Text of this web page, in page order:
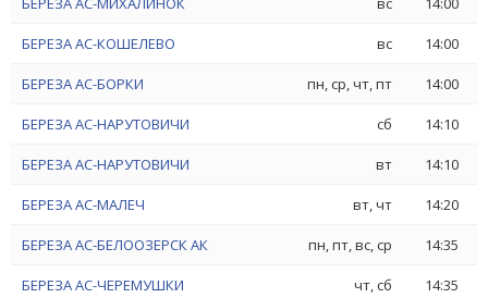
БЕРЕЗА АС-КОШЕЛЕВО вс 14:00
БЕРЕЗА АС-БОРКИ пн, ср, чт, пт 14:00
БЕРЕЗА АС-НАРУТОВИЧИ сб 14:10
БЕРЕЗА АС-НАРУТОВИЧИ вт 14:10
БЕРЕЗА АС-МАЛЕЧ вт, чт 14:20
БЕРЕЗА АС-БЕЛООЗЕРСК АК пн, пт, вс, ср 14:35
БЕРЕЗА АС-ЧЕРЕМУШКИ чт, сб 14:35